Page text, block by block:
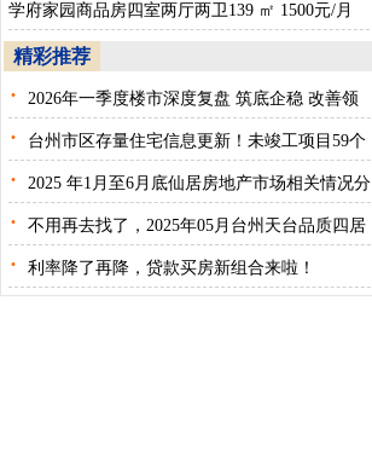
学府家园商品房四室两厅两卫139 ㎡ 1500元/月
精彩推荐
· 2026年一季度楼市深度复盘 筑底企稳 改善领
· 台州市区存量住宅信息更新！未竣工项目59个
· 2025 年1月至6月底仙居房地产市场相关情况分
· 不用再去找了，2025年05月台州天台品质四居
· 利率降了再降，贷款买房新组合来啦！